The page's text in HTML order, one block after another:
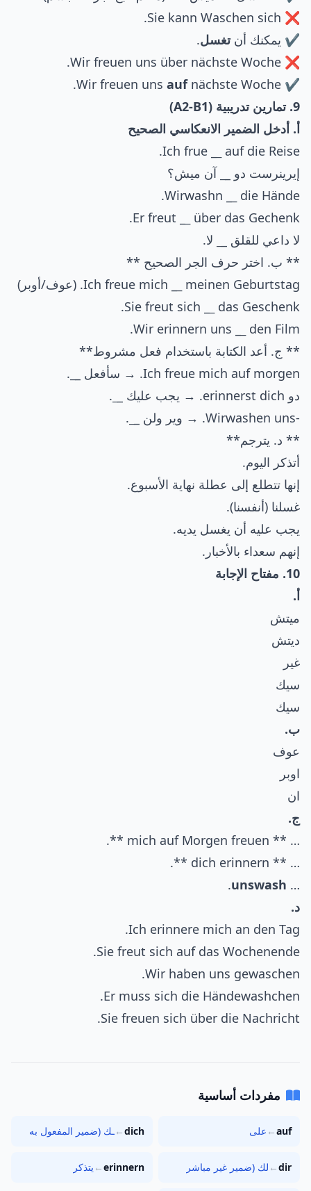
❌ Sie kann Waschen sich.
✔ يمكنك أنتغسل.
❌ Wir freuen uns über nächste Woche.
✔ Wir freuen uns
aufnächste Woche.
9. تمارين تدريبية (A2-B1)
أ. أدخل الضمير الانعكاسي الصحيح
Ich frue _
auf die Reise.
إيرينرست دو _
آن ميش؟
Wirwashn _
die Hände.
Er freut _
über das Gechenk.
لا داعي للقلق _
لا.
** ب. اختر حرف الجر الصحيح **
Ich freue mich _
meinen Geburtstag. (عوف/أوبر)
Sie freut sich _
das Geschenk.
Wir erinnern uns _
den Film.
** ج. أعد الكتابة باستخدام فعل مشروط**
Ich freue mich auf morgen. → سأفعل _
.
دو erinnerst dich. → يجب عليك _
.
-Wirwashen uns. → وير ولن _
.
** د. يترجم**
أتذكر اليوم.
إنها تتطلع إلى عطلة نهاية الأسبوع.
غسلنا (أنفسنا).
يجب عليه أن يغسل يديه.
إنهم سعداء بالأخبار.
10. مفتاح الإجابة
أ.
ميتش
ديتش
غير
سيك
سيك
ب.
عوف
اوبر
ان
ج.
… ** mich auf Morgen freuen **.
… ** dich erinnern **.
…
unswash
.
د.
Ich erinnere mich an den Tag.
Sie freut sich auf das Wochenende.
Wir haben uns gewaschen.
Er muss sich die Händewashchen.
Sie freuen sich über die Nachricht.
مفردات أساسية
auf
← على dich
←ـك (ضمير المفعول به
dir
← لك (ضمير غير مباشر erinnern
← يتذكر